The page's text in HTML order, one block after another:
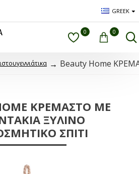
GREEK
0 0
Beauty Home
ΚΡΕΜΑΣΤΟ ΜΕ
ΞΥΛΙΝΟ
ΣΠΙΤΙ